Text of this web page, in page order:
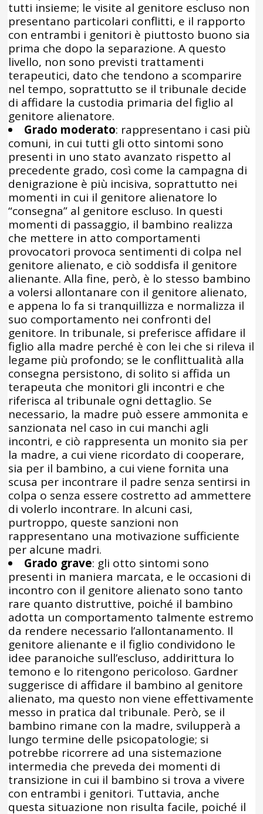
tutti insieme; le visite al genitore escluso non
presentano particolari conflitti, e il rapporto
con entrambi i genitori è piuttosto buono sia
prima che dopo la separazione. A questo
livello, non sono previsti trattamenti
terapeutici, dato che tendono a scomparire
nel tempo, soprattutto se il tribunale decide
di affidare la custodia primaria del figlio al
genitore alienatore.
Grado moderato: rappresentano i casi più
comuni, in cui tutti gli otto sintomi sono
presenti in uno stato avanzato rispetto al
precedente grado, così come la campagna di
denigrazione è più incisiva, soprattutto nei
momenti in cui il genitore alienatore lo
“consegna” al genitore escluso. In questi
momenti di passaggio, il bambino realizza
che mettere in atto comportamenti
provocatori provoca sentimenti di colpa nel
genitore alienato, e ciò soddisfa il genitore
alienante. Alla fine, però, è lo stesso bambino
a volersi allontanare con il genitore alienato,
e appena lo fa si tranquillizza e normalizza il
suo comportamento nei confronti del
genitore. In tribunale, si preferisce affidare il
figlio alla madre perché è con lei che si rileva il
legame più profondo; se le conflittualità alla
consegna persistono, di solito si affida un
terapeuta che monitori gli incontri e che
riferisca al tribunale ogni dettaglio. Se
necessario, la madre può essere ammonita e
sanzionata nel caso in cui manchi agli
incontri, e ciò rappresenta un monito sia per
la madre, a cui viene ricordato di cooperare,
sia per il bambino, a cui viene fornita una
scusa per incontrare il padre senza sentirsi in
colpa o senza essere costretto ad ammettere
di volerlo incontrare. In alcuni casi,
purtroppo, queste sanzioni non
rappresentano una motivazione sufficiente
per alcune madri.
Grado grave: gli otto sintomi sono
presenti in maniera marcata, e le occasioni di
incontro con il genitore alienato sono tanto
rare quanto distruttive, poiché il bambino
adotta un comportamento talmente estremo
da rendere necessario l’allontanamento. Il
genitore alienante e il figlio condividono le
idee paranoiche sull’escluso, addirittura lo
temono e lo ritengono pericoloso. Gardner
suggerisce di affidare il bambino al genitore
alienato, ma questo non viene effettivamente
messo in pratica dal tribunale. Però, se il
bambino rimane con la madre, svilupperà a
lungo termine delle psicopatologie; si
potrebbe ricorrere ad una sistemazione
intermedia che preveda dei momenti di
transizione in cui il bambino si trova a vivere
con entrambi i genitori. Tuttavia, anche
questa situazione non risulta facile, poiché il